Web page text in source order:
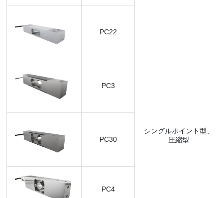
PC22
PC3
シングルポイント型、
圧縮型
PC30
PC4